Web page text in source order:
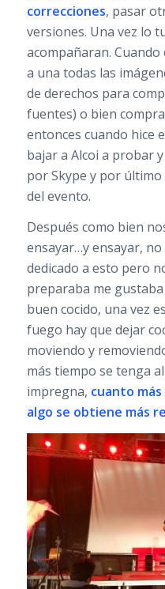
correcciones, pasar
versiones. Una vez lo
acompañaran.
a una todas las
de derechos para
fuentes) o bien
entonces cuando hice
bajar a Alcoi a probar
por Skype y por
del evento.
Después como bien
ensayar…y ensayar,
dedicado a esto pero
preparaba me
buen cocido, una vez
fuego hay que dejar
moviendo y
más tiempo se tenga
impregna, cuanto
algo se obtiene más